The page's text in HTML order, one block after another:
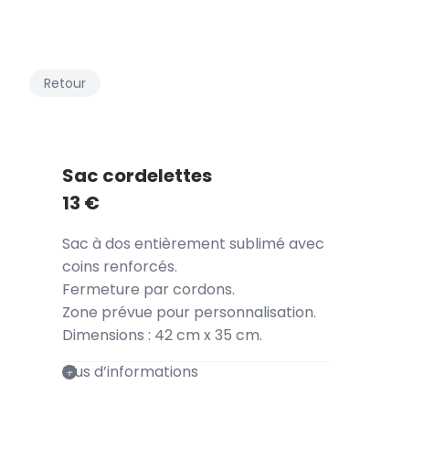
Retour
Sac cordelettes
13 €
Sac à dos entièrement sublimé avec
coins renforcés.
Fermeture par cordons.
Zone prévue pour personnalisation.
Dimensions : 42 cm x 35 cm.
Plus d’informations